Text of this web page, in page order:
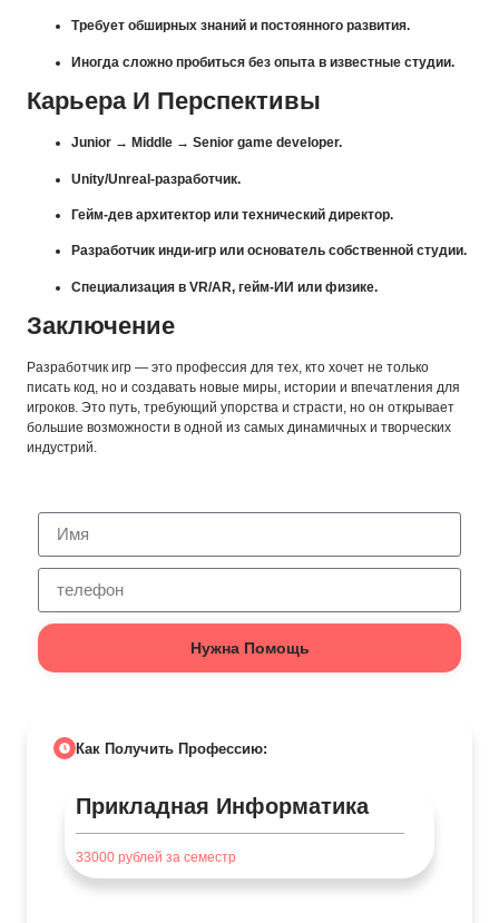
Требует обширных знаний и постоянного развития.
Иногда сложно пробиться без опыта в известные студии.
Карьера И Перспективы
Junior → Middle → Senior game developer.
Unity/Unreal-разработчик.
Гейм-дев архитектор или технический директор.
Разработчик инди-игр или основатель собственной студии.
Специализация в VR/AR, гейм-ИИ или физике.
Заключение
Разработчик игр — это профессия для тех, кто хочет не только
писать код, но и создавать новые миры, истории и впечатления для
игроков. Это путь, требующий упорства и страсти, но он открывает
большие возможности в одной из самых динамичных и творческих
индустрий.
Нужна Помощь
Как Получить Профессию:
Прикладная Информатика
33000 рублей за семестр